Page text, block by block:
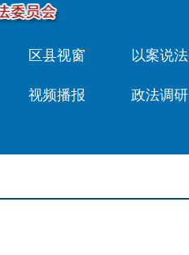
区县视窗 以案说法
视频播报 政法调研